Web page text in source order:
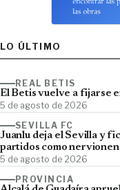
LO ÚLTIMO
REAL BETIS
El Betis vuelve a fijarse
5 de agosto de 2026
SEVILLA FC
Juanlu deja el Sevilla y
partidos como
5 de agosto de 2026
PROVINCIA